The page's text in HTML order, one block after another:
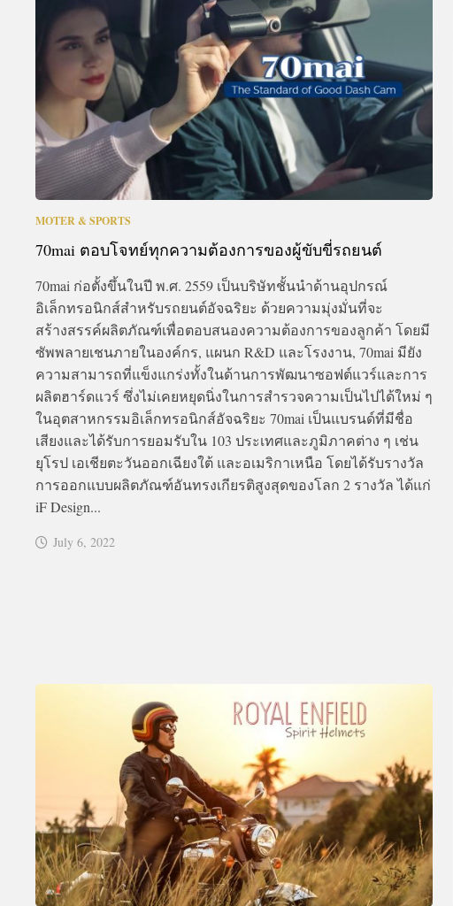
EVENT
DEAL
MOTER & SPORTS
70mai ตอบโจทย์ทุกความต้องการของผู้ขับขี่รถยนต์
70mai ก่อตั้งขึ้นในปี พ.ศ. 2559 เป็นบริษัทชั้นนำด้านอุปกรณ์
อิเล็กทรอนิกส์สำหรับรถยนต์อัจฉริยะ ด้วยความมุ่งมั่นที่จะ
สร้างสรรค์ผลิตภัณฑ์เพื่อตอบสนองความต้องการของลูกค้า โดยมี
ซัพพลายเชนภายในองค์กร, แผนก R&D และโรงงาน, 70mai มียัง
ความสามารถที่แข็งแกร่งทั้งในด้านการพัฒนาซอฟต์แวร์และการ
ผลิตฮาร์ดแวร์ ซึ่งไม่เคยหยุดนิ่งในการสำรวจความเป็นไปได้ใหม่ ๆ
ในอุตสาหกรรมอิเล็กทรอนิกส์อัจฉริยะ 70mai เป็นแบรนด์ที่มีชื่อ
เสียงและได้รับการยอมรับใน 103 ประเทศและภูมิภาคต่าง ๆ เช่น
ยุโรป เอเชียตะวันออกเฉียงใต้ และอเมริกาเหนือ โดยได้รับรางวัล
การออกแบบผลิตภัณฑ์อันทรงเกียรติสูงสุดของโลก 2 รางวัล ได้แก่
iF Design...
July 6, 2022